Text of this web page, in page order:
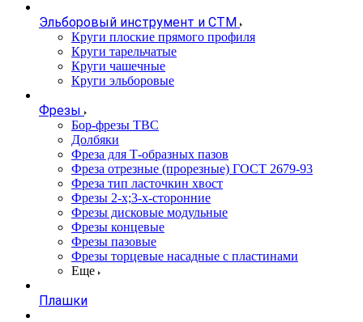
Эльборовый инструмент и СТМ
Круги плоские прямого профиля
Круги тарельчатые
Круги чашечные
Круги эльборовые
Фрезы
Бор-фрезы ТВС
Долбяки
Фреза для Т-образных пазов
Фреза отрезные (прорезные) ГОСТ 2679-93
Фреза тип ласточкин хвост
Фрезы 2-х;3-х-сторонние
Фрезы дисковые модульные
Фрезы концевые
Фрезы пазовые
Фрезы торцевые насадные с пластинами
Еще
Плашки